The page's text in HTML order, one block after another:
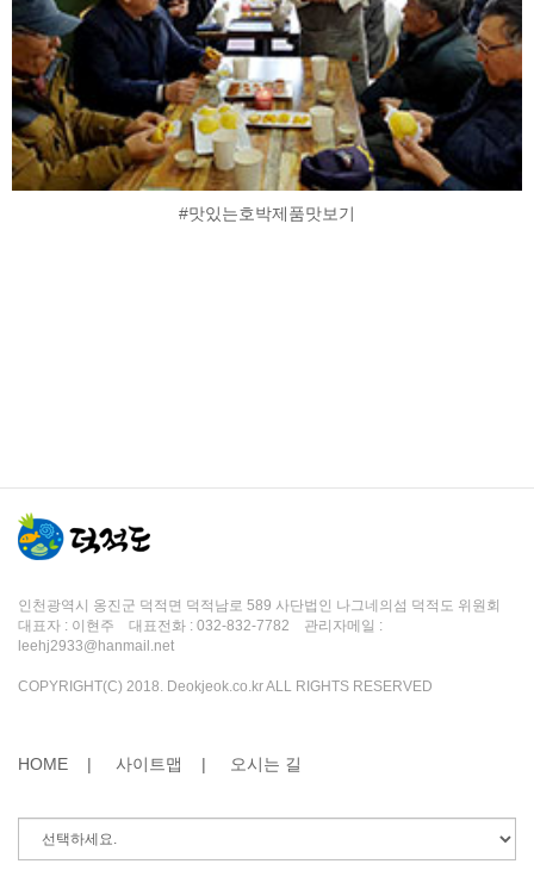
#맛있는호박제품맛보기
인천광역시 옹진군 덕적면 덕적남로 589 사단법인 나그네의섬 덕적도 위원회
대표자 : 이현주 대표전화 : 032-832-7782 관리자메일 :
leehj2933@hanmail.net
COPYRIGHT(C) 2018. Deokjeok.co.kr ALL RIGHTS RESERVED
HOME | 사이트맵 | 오시는 길